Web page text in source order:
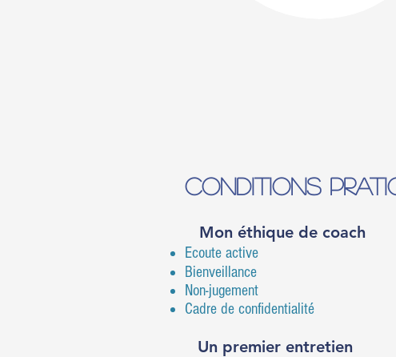
CONDITIONS
Mon éthique de coach
Ecoute active
Bienveillance
Non-jugement
Cadre de confidentialité
Un premier entretien